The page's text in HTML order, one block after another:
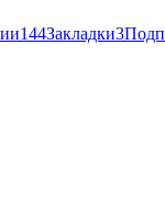
144Закладки3